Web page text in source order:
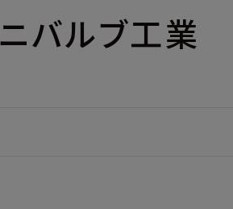
タカラ産業
川口技研
バルブ工業